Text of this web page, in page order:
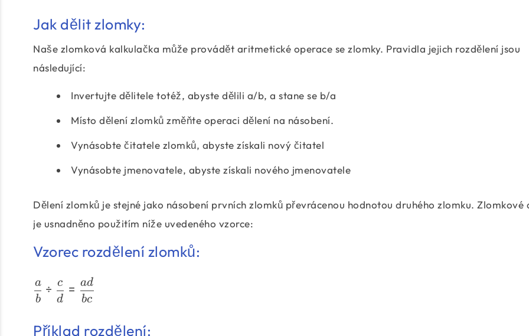
Jak dělit zlomky:
Naše zlomková kalkulačka může provádět aritmetické operace se zlomky. Pravidla jejich rozdělení jsou
následující:
Invertujte dělitele totéž, abyste dělili a/b, a stane se b/a
Místo dělení zlomků změňte operaci dělení na násobení.
Vynásobte čitatele zlomků, abyste získali nový čitatel
Vynásobte jmenovatele, abyste získali nového jmenovatele
Dělení zlomků je stejné jako násobení prvních zlomků převrácenou hodnotou druhého zlomku. Zlomkové
je usnadněno použitím níže uvedeného vzorce:
Vzorec rozdělení zlomků:
b
a ÷
d
c =
bc
ad
Příklad rozdělení: